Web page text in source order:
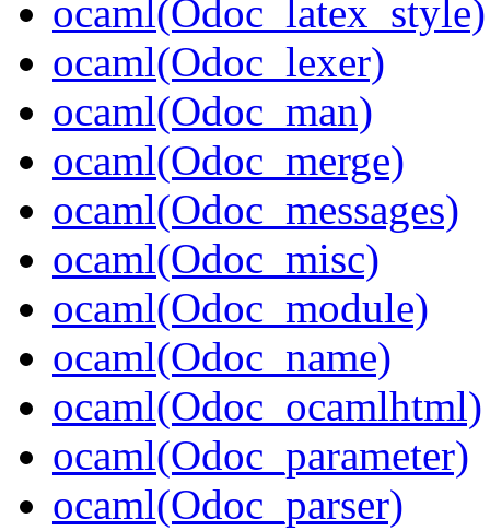
ocaml(Odoc_latex_style)
ocaml(Odoc_lexer)
ocaml(Odoc_man)
ocaml(Odoc_merge)
ocaml(Odoc_messages)
ocaml(Odoc_misc)
ocaml(Odoc_module)
ocaml(Odoc_name)
ocaml(Odoc_ocamlhtml)
ocaml(Odoc_parameter)
ocaml(Odoc_parser)